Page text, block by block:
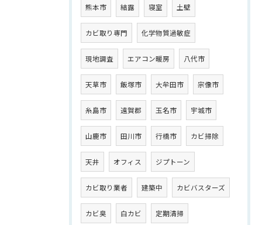
熊本市 結露 寝室 土壁
カビ取り専門 化学物質過敏症
現地調査 エアコン暖房 八代市
天草市 飯塚市 大牟田市 宗像市
糸島市 遠賀郡 玉名市 宇城市
山鹿市 田川市 行橋市 カビ掃除
天井 オフィス ジプトーン
カビ取り業者 建築中 カビバスターズ
カビ臭 白カビ 定期清掃